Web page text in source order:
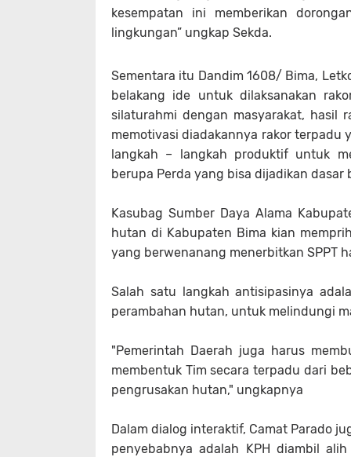
kesempatan ini memberikan
lingkungan” ungkap Sekda.
Sementara itu Dandim 1608/ Bima,
belakang ide untuk dilaksanakan
silaturahmi dengan masyarakat, hasil
memotivasi diadakannya rakor terpadu
langkah – langkah produktif untuk
berupa Perda yang bisa dijadikan dasar
Kasubag Sumber Daya Alama
hutan di Kabupaten Bima kian
yang berwenanang menerbitkan SPPT
Salah satu langkah antisipasinya
perambahan hutan, untuk melindungi
"Pemerintah Daerah juga harus
membentuk Tim secara terpadu dari
pengrusakan hutan," ungkapnya
Dalam dialog interaktif, Camat Parado
penyebabnya adalah KPH diambil